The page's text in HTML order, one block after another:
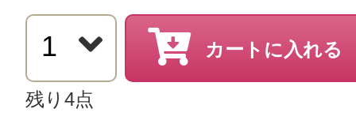
カートに入れる
残り4点